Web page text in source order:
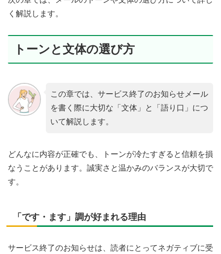
く解説します。
トーンと文体の選び方
この章では、サービス終了のお知らせメール
を書く際に大切な「文体」と「語り口」につ
いて解説します。
どんなに内容が正確でも、トーンが冷たすぎると信頼を損
なうことがあります。誠実さと温かみのバランスが大切で
す。
「です・ます」調が好まれる理由
サービス終了のお知らせは、読者にとってネガティブに受